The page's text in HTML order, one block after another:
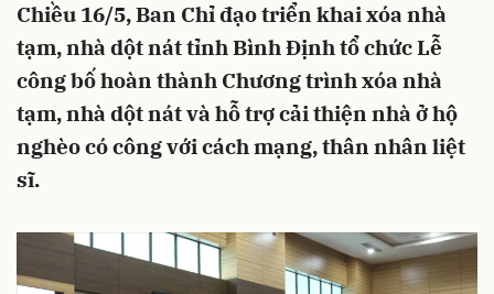
Chiều 16/5, Ban Chỉ đạo triển khai xóa nhà
tạm, nhà dột nát tỉnh Bình Định tổ chức Lễ
công bố hoàn thành Chương trình xóa nhà
tạm, nhà dột nát và hỗ trợ cải thiện nhà ở hộ
nghèo có công với cách mạng, thân nhân liệt
sĩ.